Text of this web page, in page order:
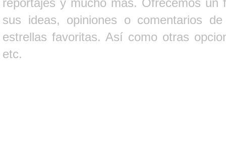
sus ideas, opiniones o comentarios
estrellas favoritas. Así como otras
etc.